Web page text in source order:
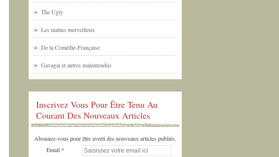
The Ugly
Les matins merveilleux
De la Comédie-Française
Gavagai et autres malentendus
Inscrivez Vous Pour Être Tenu Au
Courant Des Nouveaux Articles
Abonnez-vous pour être averti des nouveaux articles publiés.
Email